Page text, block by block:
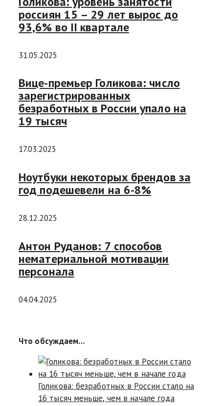
россиян 15 – 29 лет вырос до
93,6% во II квартале
31.05.2025
Вице-премьер Голикова: число
зарегистрированных
безработных в России упало на
19 тысяч
17.03.2025
Ноутбуки некоторых брендов за
год подешевели на 6-8%
28.12.2025
Антон Руданов: 7 способов
нематериальной мотивации
персонала
04.04.2025
Что обсуждаем…
Голикова: безработных в России стало на
16 тысяч меньше, чем в начале года